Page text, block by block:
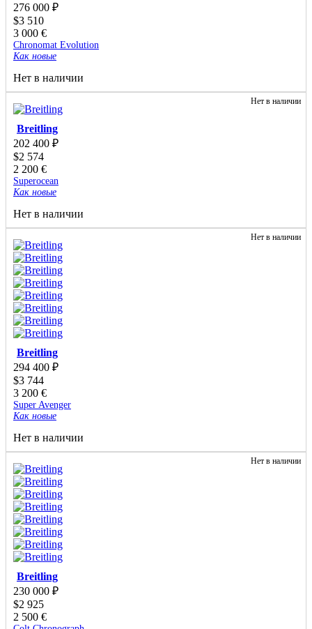
276 000 ₽
$3 510
3 000 €
Chronomat Evolution
Как новые
Нет в наличии
Нет в наличии
Breitling
202 400 ₽
$2 574
2 200 €
Superocean
Как новые
Нет в наличии
Нет в наличии
Breitling
294 400 ₽
$3 744
3 200 €
Super Avenger
Как новые
Нет в наличии
Нет в наличии
Breitling
230 000 ₽
$2 925
2 500 €